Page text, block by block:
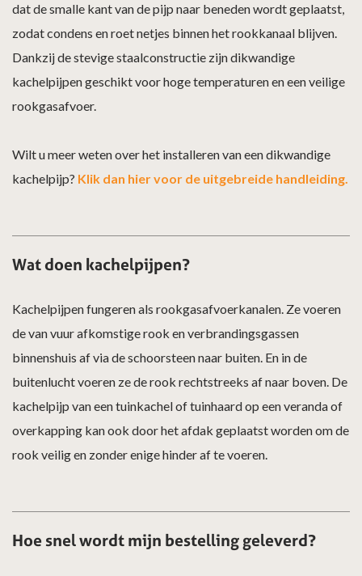
dat de smalle kant van de pijp naar beneden wordt geplaatst,
zodat condens en roet netjes binnen het rookkanaal blijven.
Dankzij de stevige staalconstructie zijn dikwandige
kachelpijpen geschikt voor hoge temperaturen en een veilige
rookgasafvoer.
Wilt u meer weten over het installeren van een dikwandige
kachelpijp? Klik dan hier voor de uitgebreide handleiding.
Wat doen kachelpijpen?
Kachelpijpen fungeren als rookgasafvoerkanalen. Ze voeren
de van vuur afkomstige rook en verbrandingsgassen
binnenshuis af via de schoorsteen naar buiten. En in de
buitenlucht voeren ze de rook rechtstreeks af naar boven. De
kachelpijp van een tuinkachel of tuinhaard op een veranda of
overkapping kan ook door het afdak geplaatst worden om de
rook veilig en zonder enige hinder af te voeren.
Hoe snel wordt mijn bestelling geleverd?